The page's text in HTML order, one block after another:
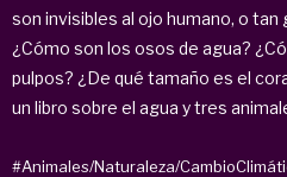
son invisibles al ojo humano, o
¿Cómo son los osos de agua?
pulpos? ¿De qué tamaño es el
un libro sobre el agua y tres
#Animales/Naturaleza/